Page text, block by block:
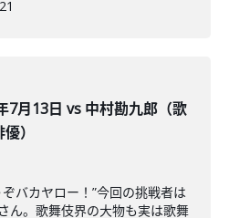
7月13日 vs 中村勘九郎（歌
）
バカヤロー！”今回の挑戦者は
ん。歌舞伎界の大物も実は歌舞